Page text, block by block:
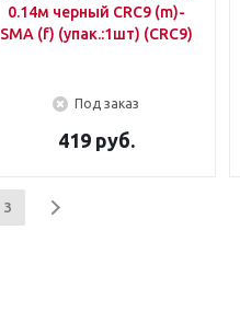
0.14м черный CRC9 (m)-
SMA (f) (упак.:1шт) (CRC9)
Под заказ
419 руб.
3